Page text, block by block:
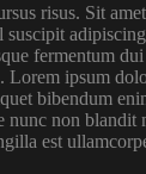
risus. Sit
fermentum
ipsum
bibendum
non blandit
est